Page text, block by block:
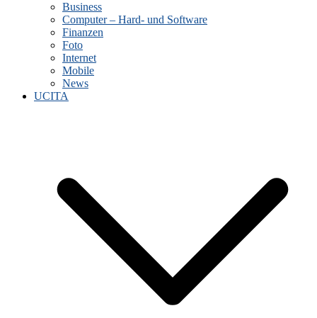
Business
Computer – Hard- und Software
Finanzen
Foto
Internet
Mobile
News
UCITA